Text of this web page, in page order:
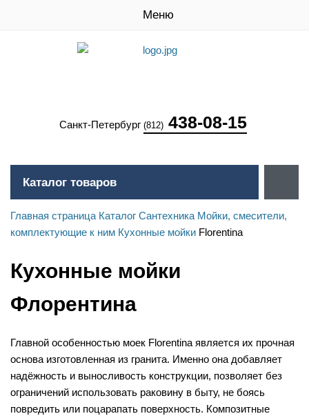
Меню
Санкт-Петербург (812) 438-08-15
Каталог товаров
Главная страница Каталог Сантехника Мойки, смесители,
комплектующие к ним Кухонные мойки Florentina
Кухонные мойки
Флорентина
Главной особенностью моек Florentina является их прочная
основа изготовленная из гранита. Именно она добавляет
надёжность и выносливость конструкции, позволяет без
ограничений использовать раковину в быту, не боясь
повредить или поцарапать поверхность. Композитные